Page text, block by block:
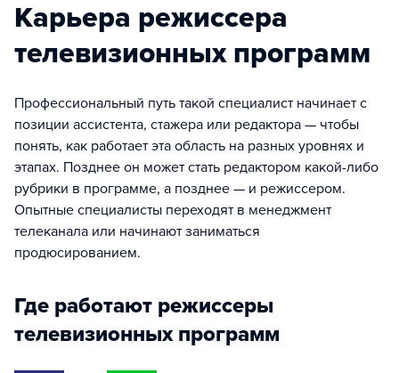
Карьера режиссера
телевизионных программ
Профессиональный путь такой специалист начинает с
позиции ассистента, стажера или редактора — чтобы
понять, как работает эта область на разных уровнях и
этапах. Позднее он может стать редактором какой-либо
рубрики в программе, а позднее — и режиссером.
Опытные специалисты переходят в менеджмент
телеканала или начинают заниматься
продюсированием.
Где работают режиссеры
телевизионных программ